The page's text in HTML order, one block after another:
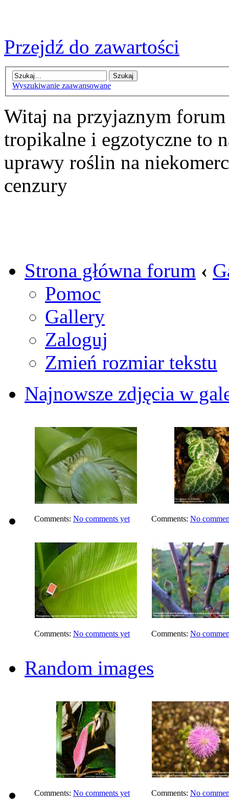
Przejdź do zawartości
Wyszukiwanie zaawansowane
Witaj na przyjaznym
tropikalne i egzotyczne to
uprawy roślin na
cenzury
Strona główna forum ‹
Pomoc
Gallery
Zaloguj
Zmień rozmiar tekstu
Najnowsze zdjęcia w
Comments: No comments yet Comments: No
Comments: No comments yet Comments: No
Random images
Comments: No comments yet Comments: No